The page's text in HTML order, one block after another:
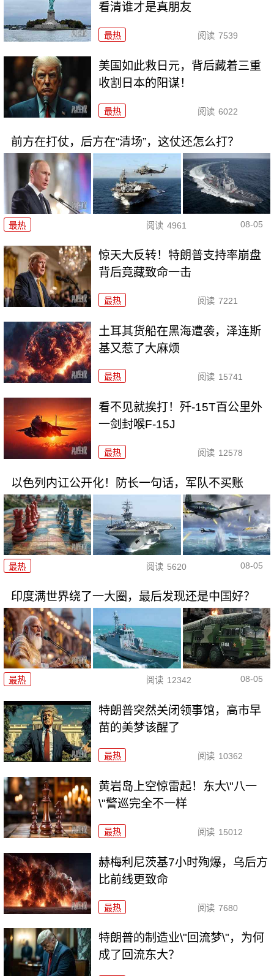
看清谁才是真朋友
最热 阅读 7539
美国如此救日元，背后藏着三重
收割日本的阳谋！
最热 阅读 6022
前方在打仗，后方在“清场”，这仗还怎么打？
最热 阅读 4961 08-05
惊天大反转！特朗普支持率崩盘
背后竟藏致命一击
最热 阅读 7221
土耳其货船在黑海遭袭，泽连斯
基又惹了大麻烦
最热 阅读 15741
看不见就挨打！歼-15T百公里外
一剑封喉F-15J
最热 阅读 12578
以色列内讧公开化！防长一句话，军队不买账
最热 阅读 5620 08-05
印度满世界绕了一大圈，最后发现还是中国好？
最热 阅读 12342 08-05
特朗普突然关闭领事馆，高市早
苗的美梦该醒了
最热 阅读 10362
黄岩岛上空惊雷起！东大\"八一
\"警巡完全不一样
最热 阅读 15012
赫梅利尼茨基7小时殉爆，乌后方
比前线更致命
最热 阅读 7680
特朗普的制造业\"回流梦\"，为何
成了回流东大？